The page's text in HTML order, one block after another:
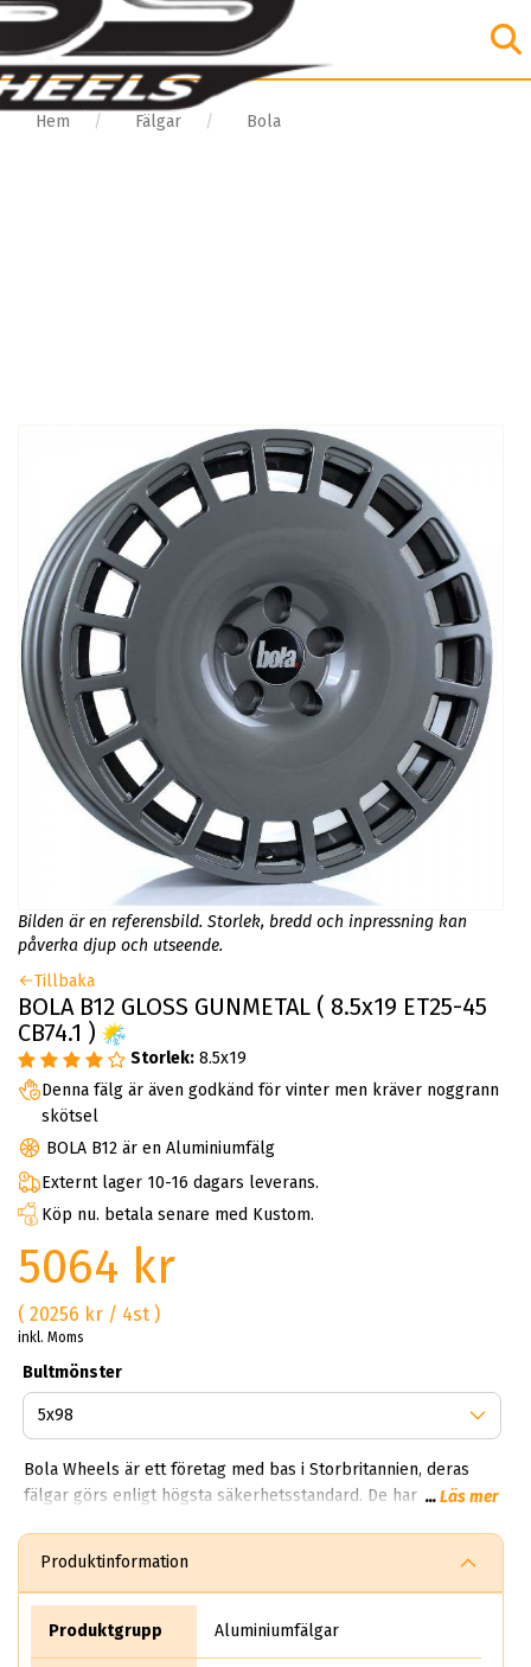
Hem Fälgar Bola
Bilden är en referensbild. Storlek, bredd och inpressning kan
påverka djup och utseende.
Tillbaka
BOLA B12 GLOSS GUNMETAL ( 8.5x19 ET25-45
CB74.1 )
Storlek: 8.5x19
Denna fälg är även godkänd för vinter men kräver noggrann
skötsel
BOLA B12 är en Aluminiumfälg
Externt lager 10-16 dagars leverans.
Köp nu. betala senare med Kustom.
5064 kr
( 20256 kr / 4st )
inkl. Moms
Bultmönster
Bola Wheels är ett företag med bas i Storbritannien, deras
fälgar görs enligt högsta säkerhetsstandard. De har
och priset tillfredsställer nog inte vårt svenska sett att se på
hjul. Bola har flera olika modeller där det kallas allt ifrån B1
till B12. Bola i sig är nischade på att ta fram framtidens mer
...Läs mer
Produktinformation
Produktgrupp Aluminiumfälgar